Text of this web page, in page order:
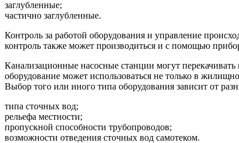
заглубленные;
частично заглубленные.
Контроль за работой оборудования и управление
контроль также может производиться и с помощью
Канализационные насосные станции могут
оборудование может использоваться не только в
Выбор того или иного типа оборудования зависит от
типа сточных вод;
рельефа местности;
пропускной способности трубопроводов;
возможности отведения сточных вод самотеком.